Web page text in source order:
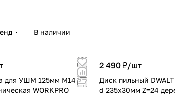
В наличии
для УШМ 125мм М14
WORKPRO
2 490 ₽/шт
Диск пильный DWALT CONSTRUCT
d 235х30мм Z=24 дерево с